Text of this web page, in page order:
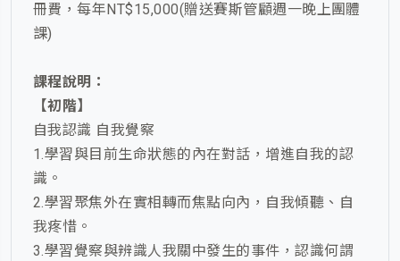
冊費，每年NT$15,000(贈送賽斯管顧週一晚上團體
課)
課程說明：
【初階】
自我認識 自我覺察
1.學習與目前生命狀態的內在對話，增進自我的認
識。
2.學習聚焦外在實相轉而焦點向內，自我傾聽、自
我疼惜。
3.學習覺察與辨識人我關中發生的事件，認識何謂